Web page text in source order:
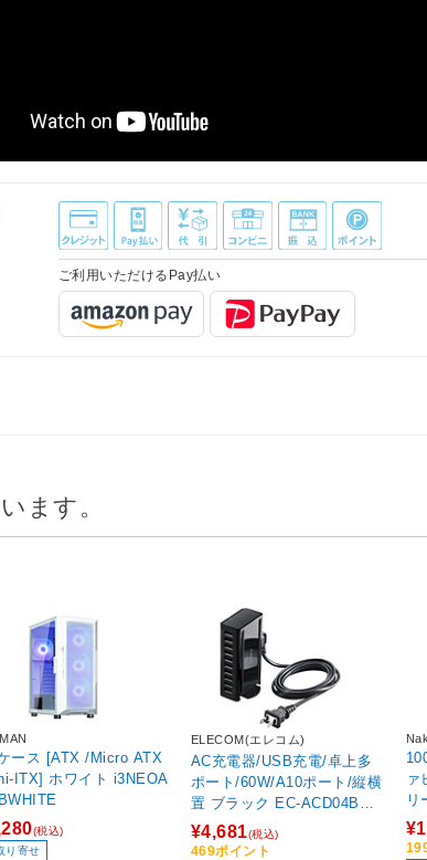
ご利用いただけるPay払い
ます。
ース [ATX /Micro ATX
ワイト i3NEOA
(税込)
り寄せ
ELECOM(エレコム)
AC充電器/USB充電/卓上多
ポート/60W/A10ポート/縦横
置 ブラック EC-ACD04BK
［12W /USB-Cポートなし /
USB-A×10 /10ポート］
¥4,681(税込)
469ポイント
ァ
リ
B-